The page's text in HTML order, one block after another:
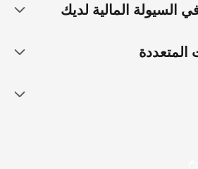
السيولة المالية لديك